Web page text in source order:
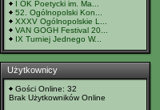
I OK Poetycki im. Ma...
52. Ogólnopolski Kon...
XXXV Ogólnopolskie L...
VAN GOGH Festival 20...
IX Turniej Jednego W...
Użytkownicy
Gości Online: 32
Brak Użytkowników Online